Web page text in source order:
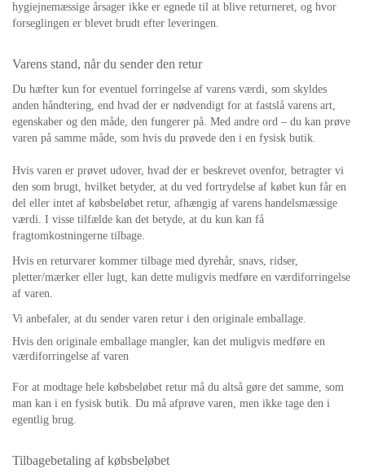
hygiejnemæssige årsager ikke er egnede til at blive returneret, og hvor
forseglingen er blevet brudt efter leveringen.
Varens stand, når du sender den retur
Du hæfter kun for eventuel forringelse af varens værdi, som skyldes
anden håndtering, end hvad der er nødvendigt for at fastslå varens art,
egenskaber og den måde, den fungerer på. Med andre ord – du kan prøve
varen på samme måde, som hvis du prøvede den i en fysisk butik.
Hvis varen er prøvet udover, hvad der er beskrevet ovenfor, betragter vi
den som brugt, hvilket betyder, at du ved fortrydelse af købet kun får en
del eller intet af købsbeløbet retur, afhængig af varens handelsmæssige
værdi. I visse tilfælde kan det betyde, at du kun kan få
fragtomkostningerne tilbage.
Hvis en returvarer kommer tilbage med dyrehår, snavs, ridser,
pletter/mærker eller lugt, kan dette muligvis medføre en værdiforringelse
af varen.
Vi anbefaler, at du sender varen retur i den originale emballage.
Hvis den originale emballage mangler, kan det muligvis medføre en
værdiforringelse af varen
For at modtage hele købsbeløbet retur må du altså gøre det samme, som
man kan i en fysisk butik. Du må afprøve varen, men ikke tage den i
egentlig brug.
Tilbagebetaling af købsbeløbet